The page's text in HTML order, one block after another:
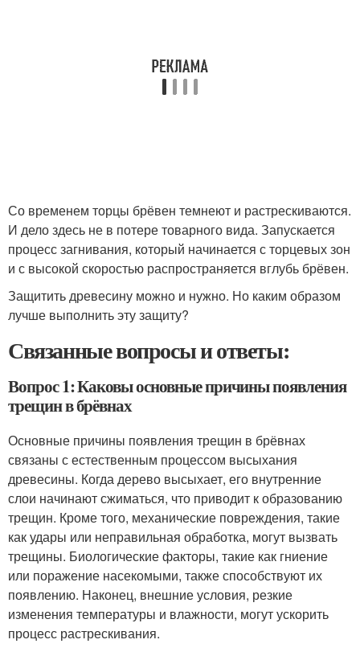
Со временем торцы брёвен темнеют и растрескиваются.
И дело здесь не в потере товарного вида. Запускается
процесс загнивания, который начинается с торцевых зон
и с высокой скоростью распространяется вглубь брёвен.
Защитить древесину можно и нужно. Но каким образом
лучше выполнить эту защиту?
Связанные вопросы и ответы:
Вопрос 1: Каковы основные причины появления
трещин в брёвнах
Основные причины появления трещин в брёвнах
связаны с естественным процессом высыхания
древесины. Когда дерево высыхает, его внутренние
слои начинают сжиматься, что приводит к образованию
трещин. Кроме того, механические повреждения, такие
как удары или неправильная обработка, могут вызвать
трещины. Биологические факторы, такие как гниение
или поражение насекомыми, также способствуют их
появлению. Наконец, внешние условия, резкие
изменения температуры и влажности, могут ускорить
процесс растрескивания.